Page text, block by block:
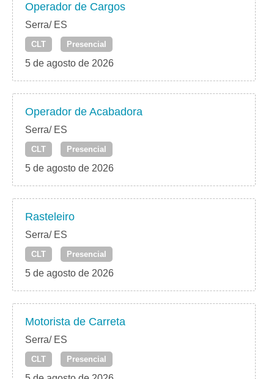
Operador de Cargos
Serra/ ES
CLT Presencial
5 de agosto de 2026
Operador de Acabadora
Serra/ ES
CLT Presencial
5 de agosto de 2026
Rasteleiro
Serra/ ES
CLT Presencial
5 de agosto de 2026
Motorista de Carreta
Serra/ ES
CLT Presencial